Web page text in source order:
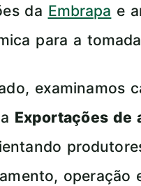
da Embrapa e
para a
examinamos
Exportações de
operação